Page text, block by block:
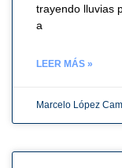
trayendo lluvias
a
LEER MÁS »
Marcelo López